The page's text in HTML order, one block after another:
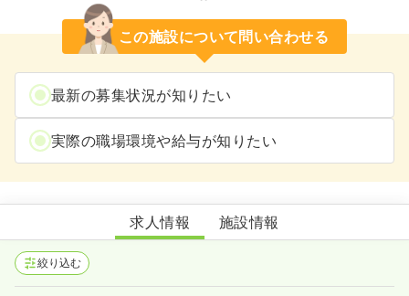
この施設について問い合わせる
最新の募集状況が知りたい
実際の職場環境や給与が知りたい
鴨井医院
求人情報 施設情報
絞り込む